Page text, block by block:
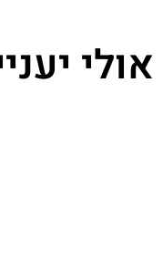
אולי